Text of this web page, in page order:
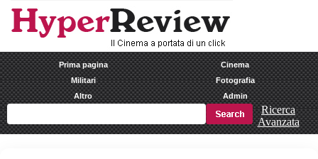
Prima pagina
Cinema
Militari
Fotografia
Altro
Admin
Ricerca
Avanzata